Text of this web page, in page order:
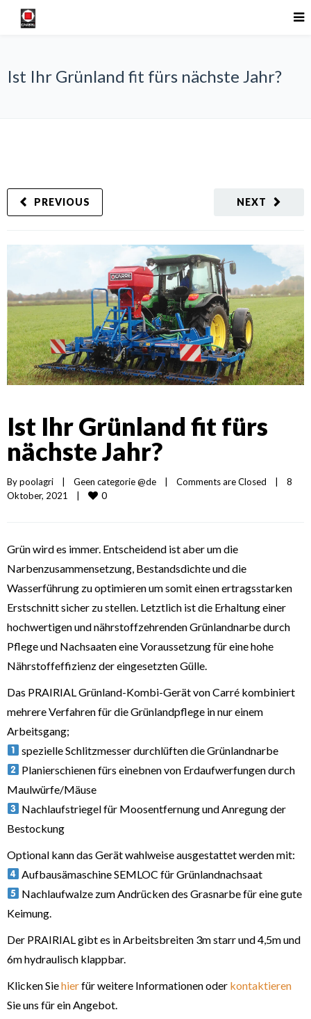
Ist Ihr Grünland fit fürs nächste Jahr?
NEXT
PREVIOUS
Ist Ihr Grünland fit fürs
nächste Jahr?
By poolagri | Geen categorie @de | Comments are Closed |
8
Oktober, 2021 | 0
Grün wird es immer. Entscheidend ist aber um die
Narbenzusammensetzung, Bestandsdichte und die
Wasserführung zu optimieren um somit einen ertragsstarken
Erstschnitt sicher zu stellen. Letztlich ist die Erhaltung einer
hochwertigen und nährstoffzehrenden Grünlandnarbe durch
Pflege und Nachsaaten eine Voraussetzung für eine hohe
Nährstoffeffizienz der eingesetzten Gülle.
Das PRAIRIAL Grünland-Kombi-Gerät von Carré kombiniert
mehrere Verfahren für die Grünlandpflege in nur einem
Arbeitsgang;
spezielle Schlitzmesser durchlüften die Grünlandnarbe
Planierschienen fürs einebnen von Erdaufwerfungen durch
Maulwürfe/Mäuse
Nachlaufstriegel für Moosentfernung und Anregung der
Bestockung
Optional kann das Gerät wahlweise ausgestattet werden mit:
Aufbausämaschine SEMLOC für Grünlandnachsaat
Nachlaufwalze zum Andrücken des Grasnarbe für eine gute
Keimung.
Der PRAIRIAL gibt es in Arbeitsbreiten 3m starr und 4,5m und
6m hydraulisch klappbar.
Klicken Siehierfür weitere Informationen oder kontaktieren
Sie uns für ein Angebot.